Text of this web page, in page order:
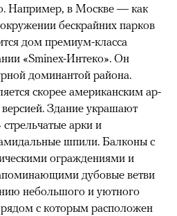
Например, в Москве — как
бескрайних парков
дом премиум-класса
«Sminex-Интеко». Он
доминантой района.
скорее американским ар-
версией. Здание украшают
арки и
шпили. Балконы с
ограждениями и
дубовые ветви
небольшого и уютного
с которым расположен